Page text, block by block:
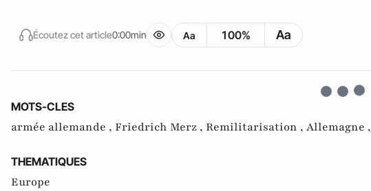
Écoutez cet article0:00min Aa 100% Aa
MOTS-CLES
armée allemande , Friedrich Merz , Remilitarisation , Allemagne ,
THEMATIQUES
Europe